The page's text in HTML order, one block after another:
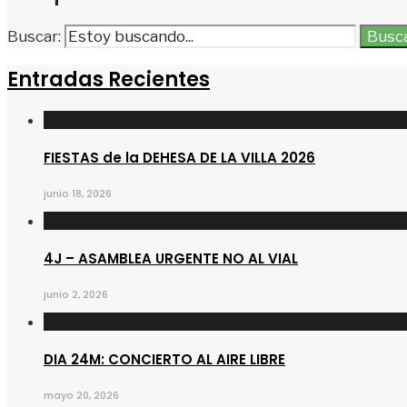
Buscar:
Entradas Recientes
FIESTAS de la DEHESA DE LA VILLA 2026
junio 18, 2026
4J – ASAMBLEA URGENTE NO AL VIAL
junio 2, 2026
DIA 24M: CONCIERTO AL AIRE LIBRE
mayo 20, 2026